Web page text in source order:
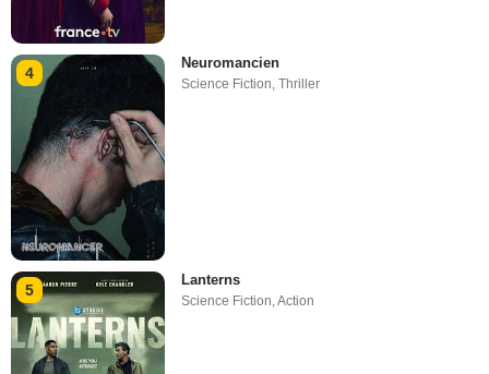
4
Neuromancien
Science Fiction,Thriller
5
Lanterns
Science Fiction ,Action